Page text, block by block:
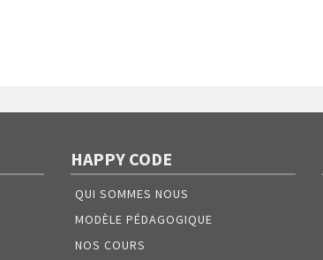
HAPPY CODE
QUI SOMMES NOUS
MODÈLE PÉDAGOGIQUE
NOS COURS